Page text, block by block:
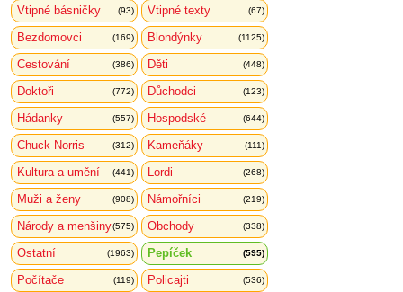
Vtipné básničky (93) Vtipné texty (67)
Bezdomovci (169) Blondýnky (1125)
Cestování (386) Děti (448)
Doktoři (772) Důchodci (123)
Hádanky (557) Hospodské (644)
Chuck Norris (312) Kameňáky (111)
Kultura a umění (441) Lordi (268)
Muži a ženy (908) Námořníci (219)
Národy a menšiny(575) Obchody (338)
Ostatní (1963) Pepíček (595)
Počítače (119) Policajti (536)